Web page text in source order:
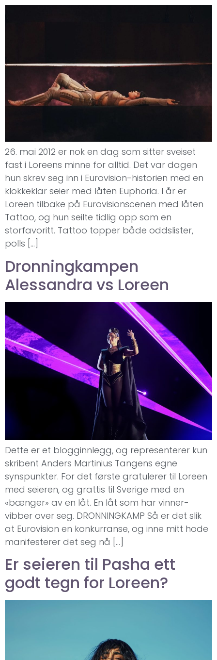
26. mai 2012 er nok en dag som sitter sveiset
fast i Loreens minne for alltid. Det var dagen
hun skrev seg inn i Eurovision-historien med en
klokkeklar seier med låten Euphoria. I år er
Loreen tilbake på Eurovisionscenen med låten
Tattoo, og hun seilte tidlig opp som en
storfavoritt. Tattoo topper både oddslister,
polls […]
Dronningkampen
Alessandra vs Loreen
Dette er et blogginnlegg, og representerer kun
skribent Anders Martinius Tangens egne
synspunkter. For det første gratulerer til Loreen
med seieren, og grattis til Sverige med en
«bænger» av en låt. En låt som har vinner-
vibber over seg. DRONNINGKAMP Så er det slik
at Eurovision en konkurranse, og inne mitt hode
manifesterer det seg nå […]
Er seieren til Pasha ett
godt tegn for Loreen?